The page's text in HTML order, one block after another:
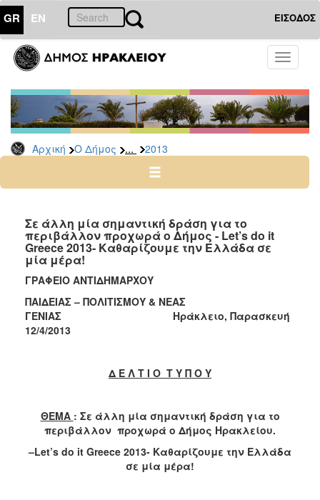
GR EN ΕΙΣΟΔΟΣ
Toggle
Αρχική Ο Δήμος ... 2013
ΔΗΜΟΣ
Δελτία
Τύπου
Αρχείο
2026
2024
2022
2021
2020
2019
2018
2012
2011
Σε άλλη μία σημαντική δράση για το
περιβάλλον προχωρά ο Δήμος - Let’s do it
Greece 2013- Καθαρίζουμε την Ελλάδα σε
μία μέρα!
ΓΡΑΦΕΙΟ ΑΝΤΙΔΗΜΑΡΧΟΥ
ΠΑΙΔΕΙΑΣ – ΠΟΛΙΤΙΣΜΟΥ & ΝΕΑΣ
ΓΕΝΙΑΣ Ηράκλειο, Παρασκευή
12/4/2013
Δ Ε Λ Τ Ι Ο Τ Υ Π Ο Υ
ΘΕΜΑ : Σε άλλη μία σημαντική δράση για το
περιβάλλον προχωρά ο Δήμος Ηρακλείου.
–Let’s do it Greece 2013- Καθαρίζουμε την Ελλάδα
σε μία μέρα!